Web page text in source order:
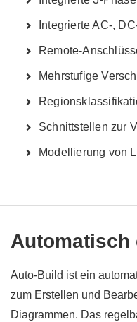
Integrierte AC-,
Remote-
Mehrstufige
Schnittstellen zur
Modellierung von
Automatisch
Auto-Build ist ein
zum Erstellen und
Diagrammen. Das